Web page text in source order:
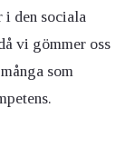
i den sociala
vi gömmer oss
som